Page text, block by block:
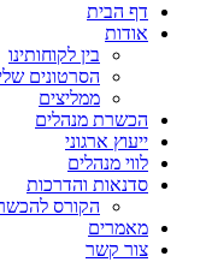
דף הבית
אודות
בין לקוחותינו
הסרטונים
ממליצים
הכשרת מנהלים
ייעוץ ארגוני
לווי מנהלים
סדנאות והדרכות
הקורס
מאמרים
צור קשר